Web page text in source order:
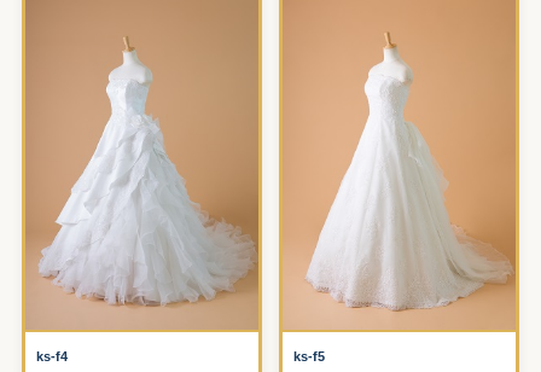
ks-f4 ks-f5